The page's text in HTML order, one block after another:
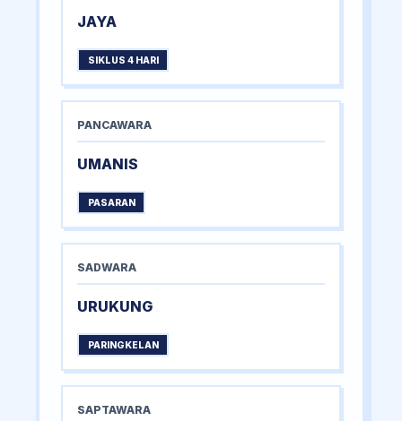
JAYA
SIKLUS 4 HARI
PANCAWARA
UMANIS
PASARAN
SADWARA
URUKUNG
PARINGKELAN
SAPTAWARA